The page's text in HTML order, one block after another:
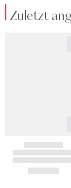
Zuletzt